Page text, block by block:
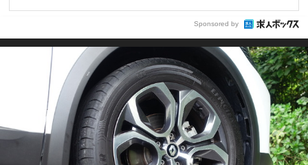
Sponsored by